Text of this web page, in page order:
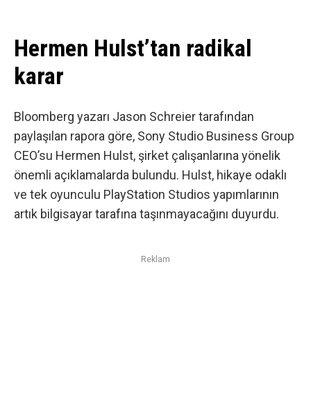
Hermen Hulst’tan radikal
karar
Bloomberg yazarı Jason Schreier tarafından
paylaşılan rapora göre, Sony Studio Business Group
CEO’su Hermen Hulst, şirket çalışanlarına yönelik
önemli açıklamalarda bulundu. Hulst, hikaye odaklı
ve tek oyunculu PlayStation Studios yapımlarının
artık bilgisayar tarafına taşınmayacağını duyurdu.
Reklam